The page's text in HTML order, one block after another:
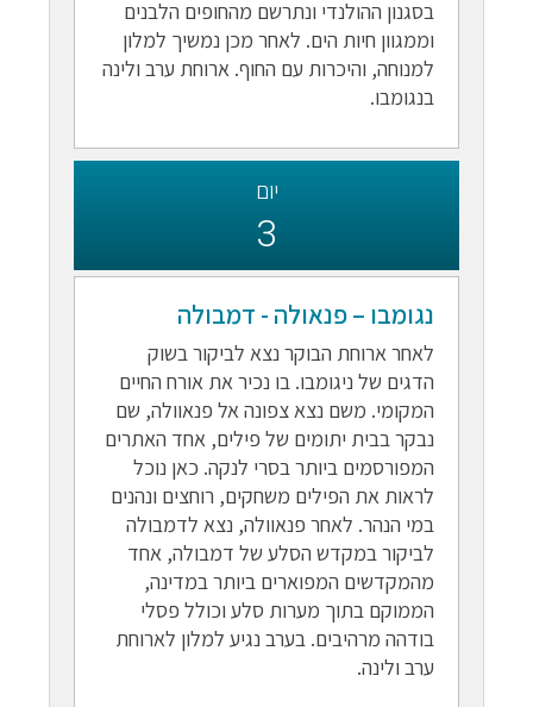
בסגנון ההולנדי ונתרשם מהחופים הלבנים
וממגוון חיות הים. לאחר מכן נמשיך למלון
למנוחה, והיכרות עם החוף. ארוחת ערב ולינה
בנגומבו.
יום
3
נגומבו – פנאולה - דמבולה
לאחר ארוחת הבוקר נצא לביקור בשוק
הדגים של ניגומבו. בו נכיר את אורח החיים
המקומי. משם נצא צפונה אל פנאוולה, שם
נבקר בבית יתומים של פילים, אחד האתרים
המפורסמים ביותר בסרי לנקה. כאן נוכל
לראות את הפילים משחקים, רוחצים ונהנים
במי הנהר. לאחר פנאוולה, נצא לדמבולה
לביקור במקדש הסלע של דמבולה, אחד
מהמקדשים המפוארים ביותר במדינה,
הממוקם בתוך מערות סלע וכולל פסלי
בודהה מרהיבים. בערב נגיע למלון לארוחת
ערב ולינה.